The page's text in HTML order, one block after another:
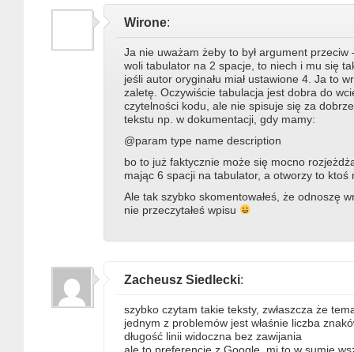
Wirone:
Ja nie uważam żeby to był argument przeciw
woli tabulator na 2 spacje, to niech i mu się
jeśli autor oryginału miał ustawione 4. Ja to
zaletę. Oczywiście tabulacja jest dobra do
czytelności kodu, ale nie spisuje się za
tekstu np. w dokumentacji, gdy mamy:
@param type name description
bo to już faktycznie może się mocno
mając 6 spacji na tabulator, a otworzy to
Ale tak szybko skomentowałeś, że odnoszę
nie przeczytałeś wpisu
Zacheusz Siedlecki:
szybko czytam takie teksty, zwłaszcza że
jednym z problemów jest właśnie liczba
długość linii widoczna bez zawijania